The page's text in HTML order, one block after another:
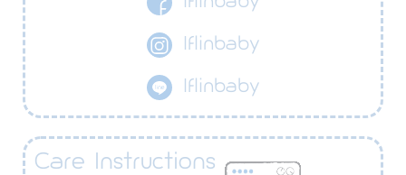
Iflinbaby
Iflinbaby
Care Instructions​